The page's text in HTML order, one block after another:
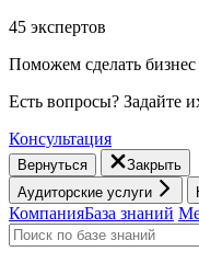
45 экспертов
Поможем сделать
Есть вопросы? Задайте
Консультация
Вернуться
Закрыть
Аудиторские услуги
КомпанияБаза знаний